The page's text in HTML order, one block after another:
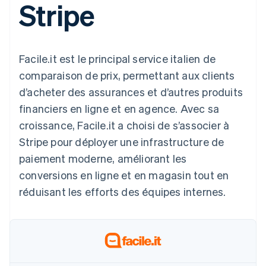
Moyens de
paiement
Accès à plus
Terminal
personne
Authorization
Acceptation
optimisée
Paiements
accélérés
Connections
Comptes
personnalisés
Data Pipeline
Synchronisation
des données
l’application
Marketplaces
Gestion financière
Par secteur
Entreprises d'IA
créateurs
Jeux
Hôtellerie, voyages et
loisirs
Assurance
Médias et
Organisations à but
non lucratif
Services aux
Gérer des
abonnements
Proposer une
bancaires adossées à
des stablecoins
Fournir et gérer des
services avec des
agents
Ressources
Intégrations
d'applications
Exemples de code
État de l'API
Entreprise
annuelle
Carrières
Communiqués de
presse
Stripe Press
Contact
Contacter notre équipe
Devenir partenaire
Stripe
Facile.it est le principal service italien de
comparaison de prix, permettant aux clients
d’acheter des assurances et d’autres produits
financiers en ligne et en agence. Avec sa
croissance, Facile.it a choisi de s’associer à
Stripe pour déployer une infrastructure de
paiement moderne, améliorant les
conversions en ligne et en magasin tout en
réduisant les efforts des équipes internes.